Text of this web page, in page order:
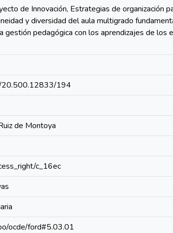
de Innovación, Estrategias de organización
y diversidad del aula multigrado
gestión pedagógica con los aprendizajes de
20.500.12833/194
de Montoya
c_16ec
ocde/ford#5.03.01